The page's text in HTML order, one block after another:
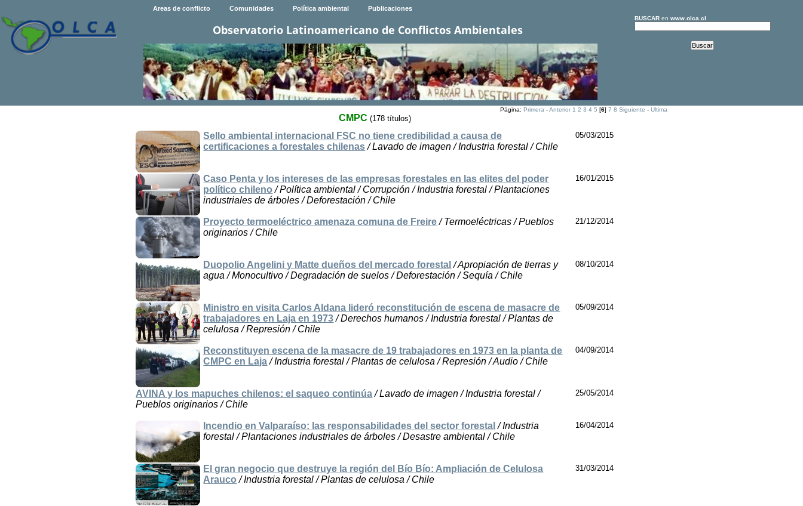
Areas de conflicto Comunidades Política ambiental Publicaciones
Observatorio Latinoamericano de Conflictos Ambientales
BUSCARen www.olca.cl
Página: Primera-Anterior 1 2 3 4 5 [6] 7 8 Siguiente - Ultima
CMPC (178 títulos)
Sello ambiental internacional FSC no tiene credibilidad a causa de
certificaciones a forestales chilenas/ Lavado de imagen / Industria forestal / Chile
05/03/2015
Caso Penta y los intereses de las empresas forestales en las elites del poder
político chileno / Política ambiental / Corrupción / Industria forestal / Plantaciones
industriales de árboles / Deforestación / Chile
16/01/2015
Proyecto termoeléctrico amenaza comuna de Freire/ Termoeléctricas / Pueblos
originarios / Chile
21/12/2014
Duopolio Angelini y Matte dueños del mercado forestal / Apropiación de tierras y
agua / Monocultivo / Degradación de suelos / Deforestación / Sequía / Chile
08/10/2014
Ministro en visita Carlos Aldana lideró reconstitución de escena de masacre de
trabajadores en Laja en 1973/ Derechos humanos / Industria forestal / Plantas de
celulosa / Represión / Chile
05/09/2014
Reconstituyen escena de la masacre de 19 trabajadores en 1973 en la planta de
CMPC en Laja/ Industria forestal / Plantas de celulosa / Represión / Audio / Chile
04/09/2014
AVINA y los mapuches chilenos: el saqueo continúa/ Lavado de imagen / Industria forestal /
Pueblos originarios / Chile
25/05/2014
Incendio en Valparaíso: las responsabilidades del sector forestal / Industria
forestal / Plantaciones industriales de árboles / Desastre ambiental / Chile
16/04/2014
El gran negocio que destruye la región del Bío Bío: Ampliación de Celulosa
Arauco / Industria forestal / Plantas de celulosa / Chile
31/03/2014